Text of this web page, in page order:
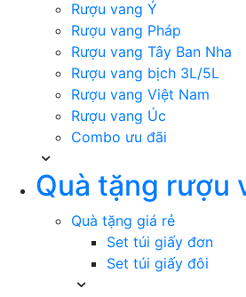
Rượu vang Ý
Rượu vang Pháp
Rượu vang Tây Ban Nha
Rượu vang bịch 3L/5L
Rượu vang Việt Nam
Rượu vang Úc
Combo ưu đãi
Quà tặng rượu
Quà tặng giá rẻ
Set túi giấy đơn
Set túi giấy đôi